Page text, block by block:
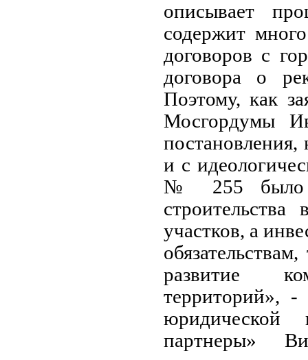
описывает
содержит
договоров с
договора о
Поэтому, как
Мосгордумы
и с
№ 255 было
участков, а
развитие
территорий», -
юридической
партнеры»